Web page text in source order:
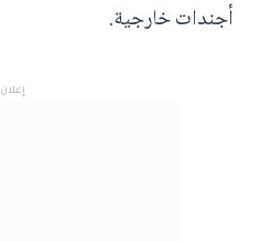
أجندات خارجية.
إعلان